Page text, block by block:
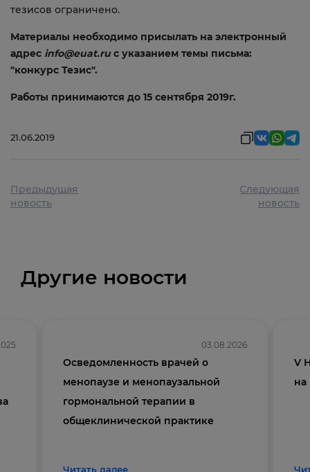
тезисов ограничено.
Материалы необходимо присылать на электронный
адрес info@euat.ruс указанием темы письма:
"конкурс Тезис".
Работы принимаются до 15 сентября 2019г.
21.06.2019
Предыдущая
новость
Следующая
новость
Другие новости
03.08.2026
Осведомленность врачей о
менопаузе и менопаузальной
гормональной терапии в
общеклинической практике
Читать далее
V
на